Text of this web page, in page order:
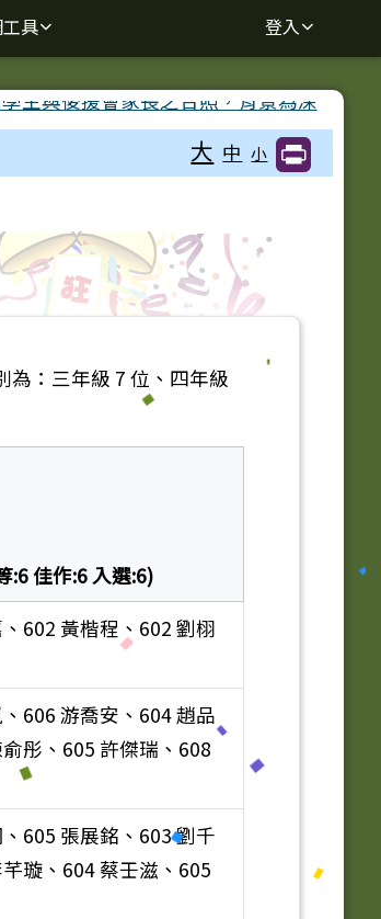
具 登入
大 中 小
：三年級 7 位、四年級
:6 佳作:6 入選:6)
602 黃楷程、602 劉栩
606 游喬安、604 趙品
彤、605 許傑瑞、608
605 張展銘、603 劉千
璇、604 蔡壬滋、605